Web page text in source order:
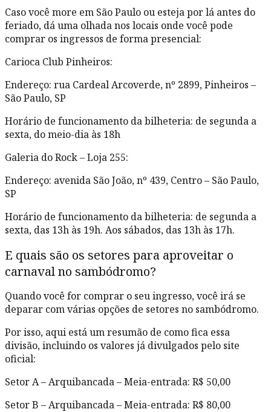
Caso você more em São Paulo ou esteja por lá antes do
feriado, dá uma olhada nos locais onde você pode
comprar os ingressos de forma presencial:
Carioca Club Pinheiros:
Endereço: rua Cardeal Arcoverde, nº 2899, Pinheiros –
São Paulo, SP
Horário de funcionamento da bilheteria: de segunda a
sexta, do meio-dia às 18h
Galeria do Rock – Loja 255:
Endereço: avenida São João, nº 439, Centro – São Paulo,
SP
Horário de funcionamento da bilheteria: de segunda a
sexta, das 13h às 19h. Aos sábados, das 13h às 17h.
E quais são os setores para aproveitar o
carnaval no sambódromo?
Quando você for comprar o seu ingresso, você irá se
deparar com várias opções de setores no sambódromo.
Por isso, aqui está um resumão de como fica essa
divisão, incluindo os valores já divulgados pelo site
oficial:
Setor A – Arquibancada – Meia-entrada: R$ 50,00
Setor B – Arquibancada – Meia-entrada: R$ 80,00